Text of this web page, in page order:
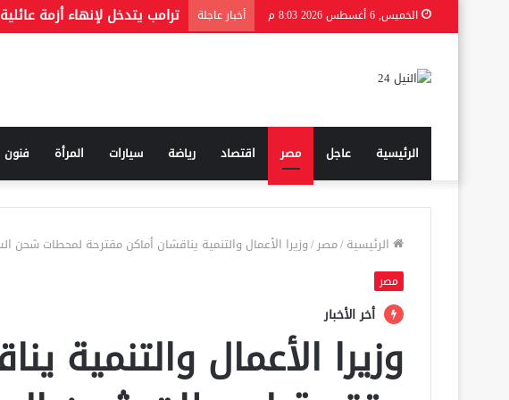
الخميس, 6 أغسطس 2026 8:03 م أخبار عاجلة
الرئيسية عاجل مصر اقتصاد رياضة سيارات المرأة فنون
الرئيسية/مصر/وزيرا الأعمال والتنمية يناقشان أماكن مقترحة لمحطات شحن
مصر
أخر الأخبار
وزيرا الأعمال والتنمية